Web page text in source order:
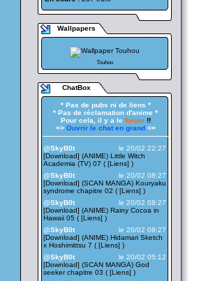
Wallpapers
Touhou
ChatBox
* Pas de pubs ni de liens *
* Pas de réclamation d'anime *
Pour cela, il y a le forum!!
=> Ouvrir le chat en grand<=
——————————————————
@SkyB0t
le 20/02 22:27
[Download] (ANIME) Little Witch
Academia (TV) 07 ( [Liens] )
@SkyB0t
le 20/02 08:27
[Download] (SCAN MANGA) Kouryaku
syndrome chapitre 02 ( [Liens] )
@SkyB0t
le 20/02 08:27
[Download] (ANIME) Rainy Cocoa in
Hawaii 05 ( [Liens] )
@SkyB0t
le 20/02 08:27
[Download] (ANIME) Hidamari Sketch
x Hoshimittsu 7 ( [Liens] )
@SkyB0t
le 20/02 05:12
[Download] (SCAN MANGA) God
seeker chapitre 03 ( [Liens] )